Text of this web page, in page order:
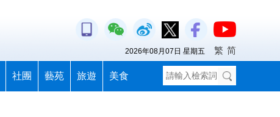
社團 藝苑 旅遊 美食
2026年08月07日 星期五 繁 简